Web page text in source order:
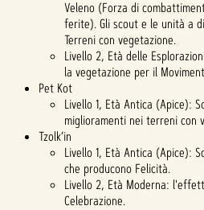
Veleno (Forza di
ferite). Gli scout e le unità a
Terreni con vegetazione.
Livello 2, Età delle
la vegetazione per il
Pet Kot
Livello 1, Età Antica (Apice):
miglioramenti nei terreni con
Tzolk’in
Livello 1, Età Antica (Apice):
che producono Felicità.
Livello 2, Età Moderna:
Celebrazione.